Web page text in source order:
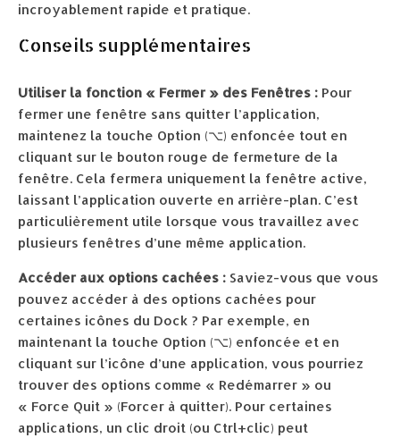
incroyablement rapide et pratique.
Conseils supplémentaires
Utiliser la fonction « Fermer » des Fenêtres : Pour
fermer une fenêtre sans quitter l’application,
maintenez la touche Option (⌥) enfoncée tout en
cliquant sur le bouton rouge de fermeture de la
fenêtre. Cela fermera uniquement la fenêtre active,
laissant l’application ouverte en arrière-plan. C’est
particulièrement utile lorsque vous travaillez avec
plusieurs fenêtres d’une même application.
Accéder aux options cachées : Saviez-vous que vous
pouvez accéder à des options cachées pour
certaines icônes du Dock ? Par exemple, en
maintenant la touche Option (⌥) enfoncée et en
cliquant sur l’icône d’une application, vous pourriez
trouver des options comme « Redémarrer » ou
« Force Quit » (Forcer à quitter). Pour certaines
applications, un clic droit (ou Ctrl+clic) peut